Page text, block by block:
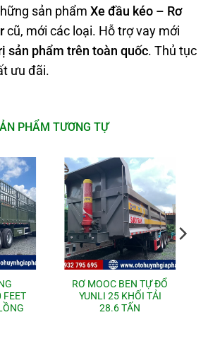
sản phẩm Xe đầu kéo – Rơ
cũ, mới các loại. Hỗ trợ vay mới
sản phẩm trên toàn quốc. Thủ tục
ưu đãi.
PHẨM TƯƠNG TỰ
FEET
RƠ MOOC BEN TỰ ĐỔ
YUNLI 25 KHỐI TẢI
28.6 TẤN